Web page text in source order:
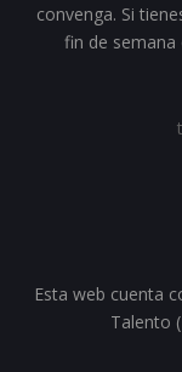
convenga. Si
fin de
Esta web cuenta
Talento